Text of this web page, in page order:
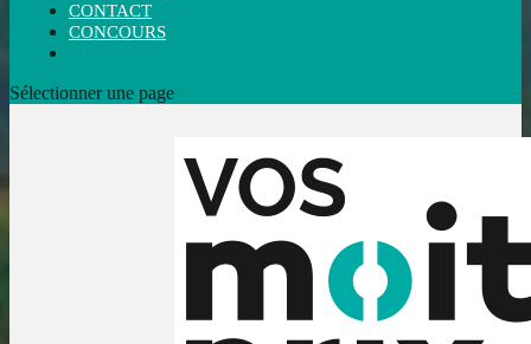
CONTACT
CONCOURS
Sélectionner une page